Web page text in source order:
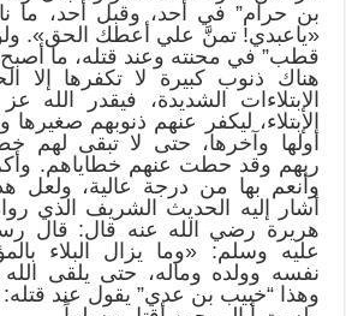
بن حرام” في أحد، وقبل أحد، ما
«ياعبدي! تمنَّ علي أعطك الحق».
قطب” في محنته وعند قتله، ما أصبح
هناك ذنوب كبيرة لا تكفرها إلا
الإبتلاءات الشديدة، فيقدر الله
الإبتلاء، ليكفر عنهم ذنوبهم صغيرها
أولها وآخرها، حتى لا تبقى لهم
ربهم وقد حطت عنهم خطاياهم.
وأنعم بها من درجة عالية، ولعل
أشار إليه الحديث الشريف الذي
هريرة رضي الله عنه قال: قال
عليه وسلم: «وما يزال البلاء
نفسه وولده وماله، حتى يلقى
وهذا “خبيب بن عدي” يقول عند قتله: